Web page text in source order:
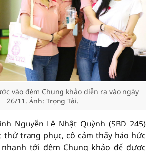
vào đêm Chung khảo diễn ra vào ngày
26/11. Ảnh: Trọng Tài.
Nguyễn Lê Nhật Quỳnh (SBD 245)
thử trang phục, cô cảm thấy háo hức
tới đêm Chung khảo để được